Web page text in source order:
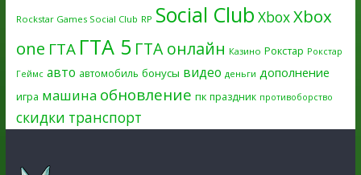
Rockstar Games Social Club RP Social Club XboxXbox
one ГТА ГТА 5 ГТА онлайн Казино Рокстар Рокстар
Геймс авто автомобиль бонусы видео деньги дополнение
игра машина обновление пк праздник противоборство
скидки транспорт